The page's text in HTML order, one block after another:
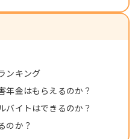
ンキング
年金はもらえるのか？
バイトはできるのか？
のか？